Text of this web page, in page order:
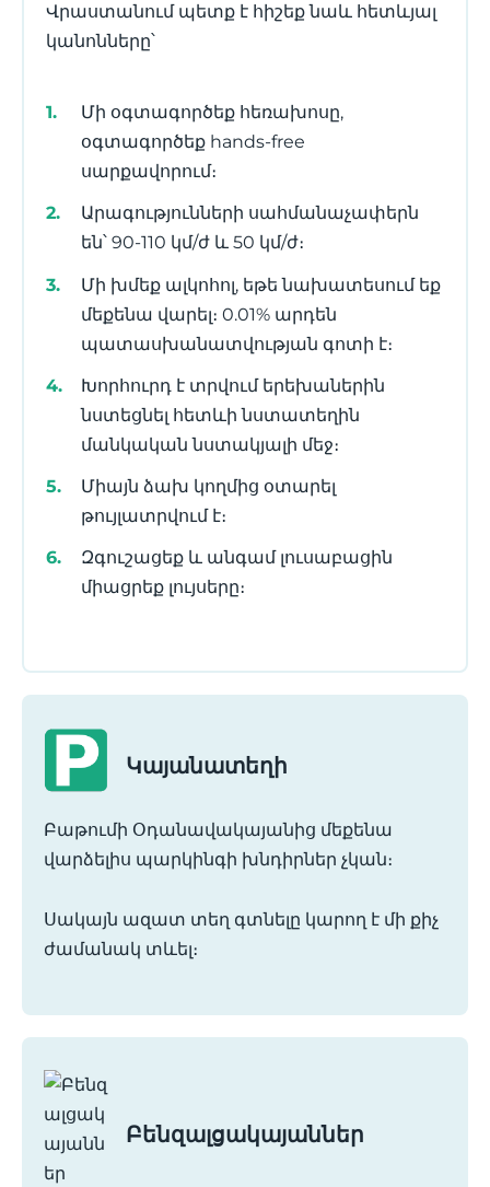
Վրաստանում պետք է հիշեք նաև հետևյալ
կանոնները՝
Մի օգտագործեք հեռախոսը,
օգտագործեք hands-free
սարքավորում։
Արագությունների սահմանաչափերն
են՝ 90-110 կմ/ժ և 50 կմ/ժ։
Մի խմեք ալկոհոլ, եթե նախատեսում եք
մեքենա վարել։ 0.01% արդեն
պատասխանատվության գոտի է։
Խորհուրդ է տրվում երեխաներին
նստեցնել հետևի նստատեղին
մանկական նստակյալի մեջ։
Միայն ձախ կողմից օտարել
թույլատրվում է։
Զգուշացեք և անգամ լուսաբացին
միացրեք լույսերը։
Կայանատեղի
Բաթումի Օդանավակայանից մեքենա
վարձելիս պարկինգի խնդիրներ չկան։
Սակայն ազատ տեղ գտնելը կարող է մի քիչ
ժամանակ տևել։
Բենզալցակայաններ